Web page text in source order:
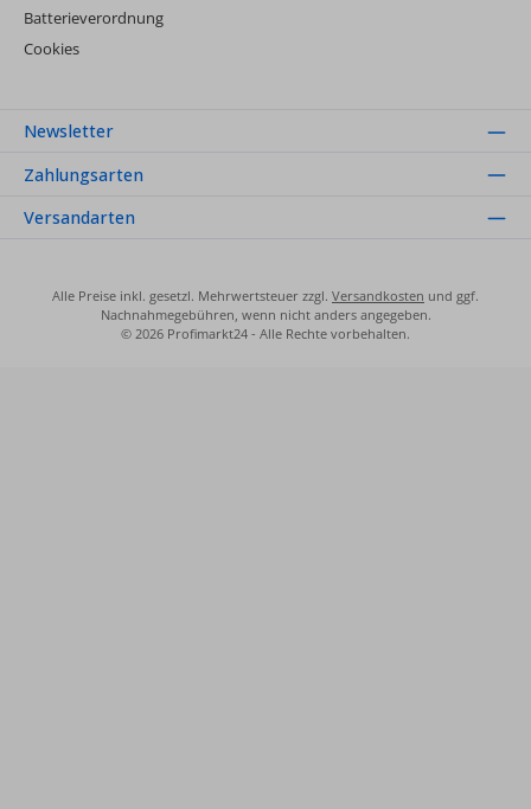
Batterieverordnung
Cookies
Newsletter
Zahlungsarten
Versandarten
Alle Preise inkl. gesetzl. Mehrwertsteuer zzgl. Versandkosten und ggf.
Nachnahmegebühren, wenn nicht anders angegeben.
© 2026 Profimarkt24 - Alle Rechte vorbehalten.